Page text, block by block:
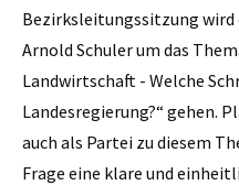
Bezirksleitungssitzung wird
Arnold Schuler um das
Landwirtschaft - Welche
Landesregierung?“ gehen.
auch als Partei zu diesem
Frage eine klare und